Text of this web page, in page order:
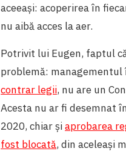
aceeași: acoperirea în
nu aibă acces la aer.
Potrivit lui Eugen, faptul
problemă:
contrar legii, nu are un
Acesta nu ar fi desemnat
2020, chiar șiaprobarea
fost blocată, din aceleași